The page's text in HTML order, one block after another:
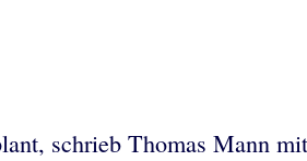
schrieb Thomas Mann